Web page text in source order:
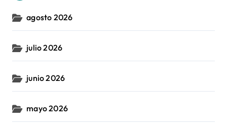
agosto 2026
julio 2026
junio 2026
mayo 2026